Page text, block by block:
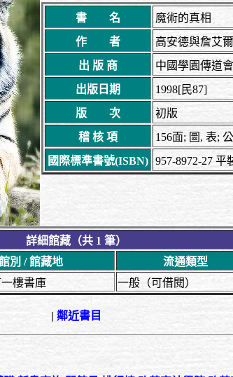
書 名
魔術的真相
作 者
高安德與詹艾
出 版 商
中國學園傳道
出版日期
1998[民87]
版 次
初版
稽 核 項
156面; 圖, 表;
國際標準書號(ISBN)
957-8972-27 平
詳細館藏（共 1 筆）
別 / 館藏地
流通類型
一樓書庫 一般（可借閱）
| 鄰近書目